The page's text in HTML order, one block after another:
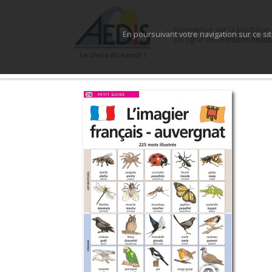
Bienvenue sur la boutique
en ligne desÉditions Aedis.
En poursuivant votre navigation sur ce